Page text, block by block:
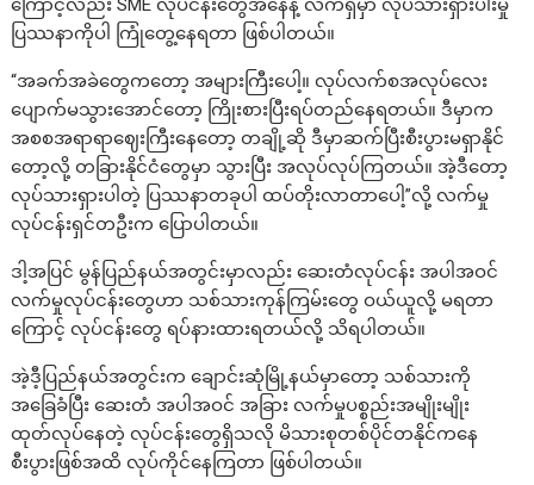
ကြောင့်လည်း SME လုပ်ငန်းတွေအနေနဲ့ လက်ရှိမှာ လုပ်သားရှားပါးမှု
ပြဿနာကိုပါ ကြုံတွေ့နေရတာ ဖြစ်ပါတယ်။
“အခက်အခဲတွေကတော့ အများကြီးပေါ့။ လုပ်လက်စအလုပ်လေး
ပျောက်မသွားအောင်တော့ ကြိုးစားပြီးရပ်တည်နေရတယ်။ ဒီမှာက
အစစအရာရာဈေးကြီးနေတော့ တချို့ဆို ဒီမှာဆက်ပြီးစီးပွားမရှာနိုင်
တော့လို့ တခြားနိုင်ငံတွေမှာ သွားပြီး အလုပ်လုပ်ကြတယ်။ အဲ့ဒီတော့
လုပ်သားရှားပါတဲ့ ပြဿနာတခုပါ ထပ်တိုးလာတာပေါ့”လို့ လက်မှု
လုပ်ငန်းရှင်တဦးက ပြောပါတယ်။
ဒါ့အပြင် မွန်ပြည်နယ်အတွင်းမှာလည်း ဆေးတံလုပ်ငန်း အပါအဝင်
လက်မှုလုပ်ငန်းတွေဟာ သစ်သားကုန်ကြမ်းတွေ ဝယ်ယူလို့ မရတာ
ကြောင့် လုပ်ငန်းတွေ ရပ်နားထားရတယ်လို့ သိရပါတယ်။
အဲ့ဒီ့ပြည်နယ်အတွင်းက ချောင်းဆုံမြို့နယ်မှာတော့ သစ်သားကို
အခြေခံပြီး ဆေးတံ အပါအဝင် အခြား လက်မှုပစ္စည်းအမျိုးမျိုး
ထုတ်လုပ်နေတဲ့ လုပ်ငန်းတွေရှိသလို မိသားစုတစ်ပိုင်တနိုင်ကနေ
စီးပွားဖြစ်အထိ လုပ်ကိုင်နေကြတာ ဖြစ်ပါတယ်။